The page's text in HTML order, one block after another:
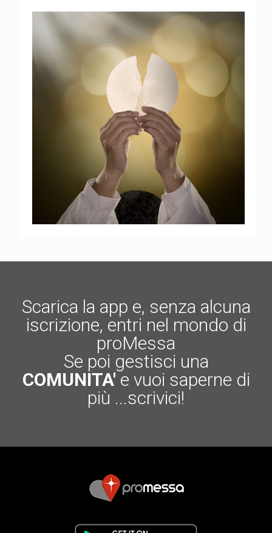
Scarica la app e, senza alcuna
iscrizione, entri nel mondo di
proMessa
Se poi gestisci una
COMUNITA' e vuoi saperne di
più ...scrivici!